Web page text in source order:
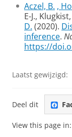
Aczel, B. ,
E-J.,
D. (2020).
inference.
https://
Laatst gewijzigd:
Deel dit
View this page in: